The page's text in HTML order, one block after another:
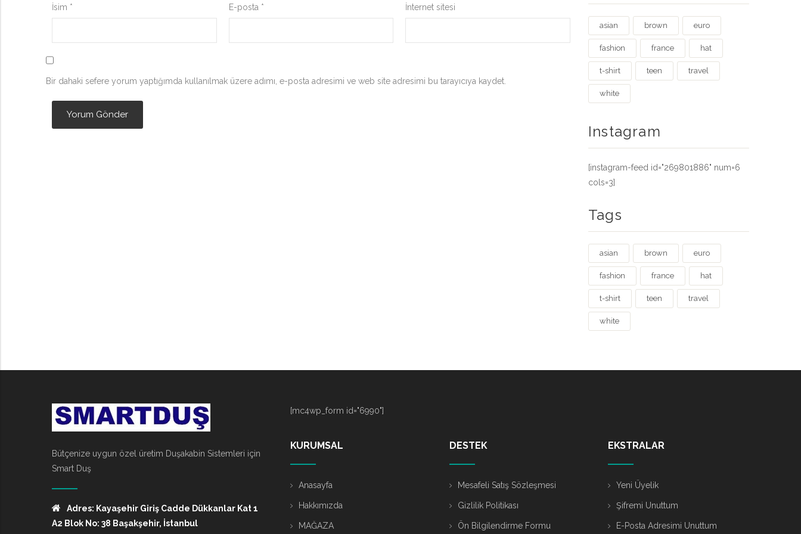
İsim * E-posta * İnternet sitesi
Bir dahaki sefere yorum yaptığımda kullanılmak üzere adımı, e-posta adresimi ve web site adresimi bu tarayıcıya kaydet.
asian brown euro
fashion france hat
t-shirt teen travel
white
Instagram
[instagram-feed id="269801886" num=6
cols=3]
Tags
asian brown euro
fashion france hat
t-shirt teen travel
white
Bütçenize uygun özel üretim Duşakabin Sistemleri için
Smart Duş
Adres: Kayaşehir Giriş Cadde Dükkanlar Kat 1
A2 Blok No: 38 Başakşehir, İstanbul
[mc4wp_form id="6990"]
KURUMSAL
Anasayfa
Hakkımızda
MAĞAZA
DESTEK
Mesafeli Satış Sözleşmesi
Gizlilik Politikası
Ön Bilgilendirme Formu
EKSTRALAR
Yeni Üyelik
Şifremi Unuttum
E-Posta Adresimi Unuttum